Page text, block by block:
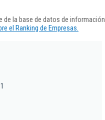
de la base de datos de información
el Ranking de Empresas.